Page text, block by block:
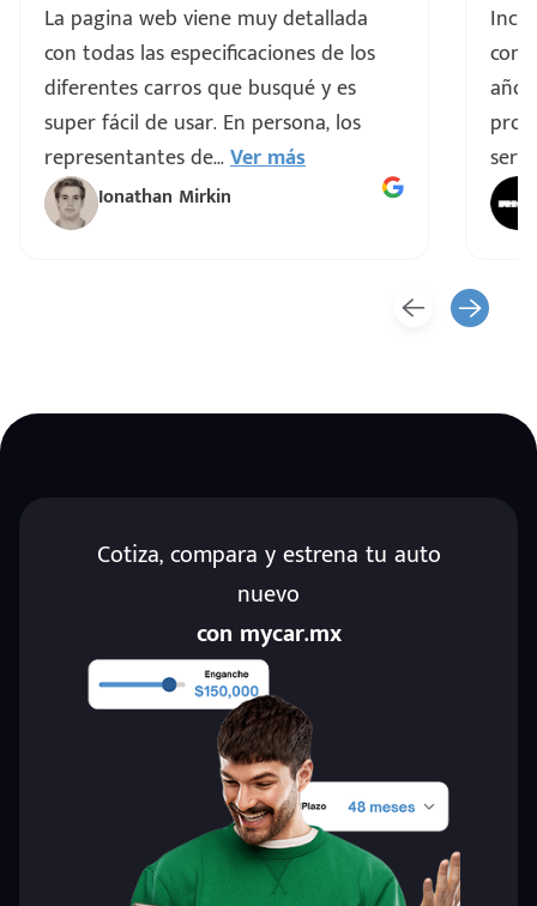
La pagina web viene muy detallada
con todas las especificaciones de los
diferentes carros que busqué y es
super fácil de usar. En persona, los
representantes de...Ver más
Ionathan Mirkin
Cotiza, compara y estrena tu auto
nuevo
con mycar.mx